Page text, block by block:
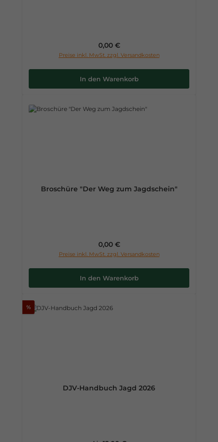
Regulärer Preis:
0,00 €
Preise inkl. MwSt. zzgl. Versandkosten
In den Warenkorb
Broschüre "Der Weg zum Jagdschein"
Regulärer Preis:
0,00 €
Preise inkl. MwSt. zzgl. Versandkosten
In den Warenkorb
%
DJV-Handbuch Jagd 2026